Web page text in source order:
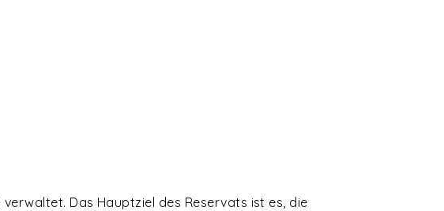
Das Hauptziel des Reservats ist es, die